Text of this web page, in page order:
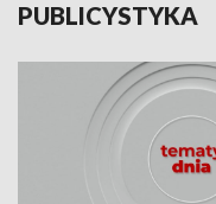
PUBLICYSTYKA